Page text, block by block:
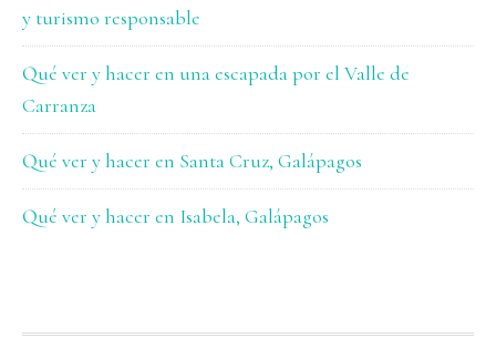
y turismo responsable
Qué ver y hacer en una escapada por el Valle de
Carranza
Qué ver y hacer en Santa Cruz, Galápagos
Qué ver y hacer en Isabela, Galápagos